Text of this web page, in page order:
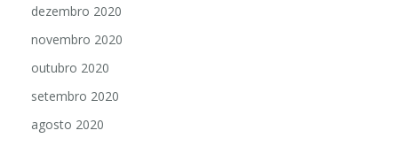
dezembro 2020
novembro 2020
outubro 2020
setembro 2020
agosto 2020